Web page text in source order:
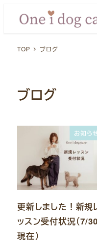
TOP ブログ
ブログ
お知ら
更新しました！新規
ッスン受付状況（7/30
現在）